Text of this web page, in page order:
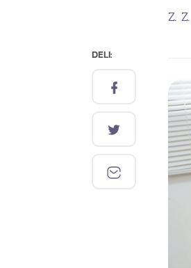
Z. Z.
DELI: